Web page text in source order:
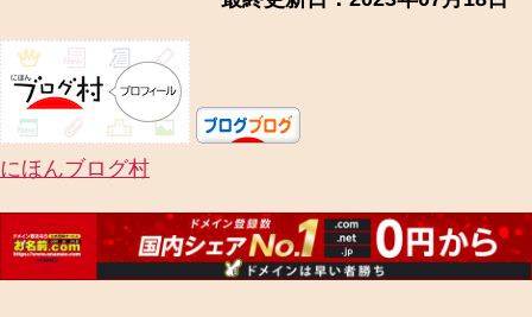
にほんブログ村